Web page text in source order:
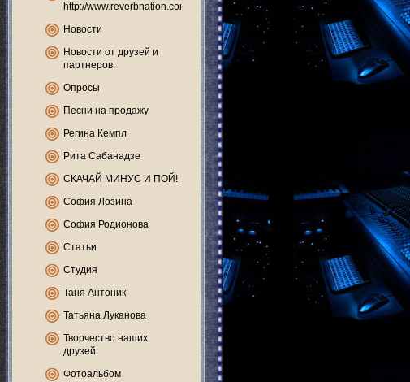
http://www.reverbnation.com
Новости
Новости от друзей и
партнеров.
Опросы
Песни на продажу
Регина Кемпл
Рита Сабанадзе
СКАЧАЙ МИНУС И ПОЙ!
София Лозина
София Родионова
Статьи
Студия
Таня Антоник
Татьяна Луканова
Творчество наших
друзей
Фотоальбом